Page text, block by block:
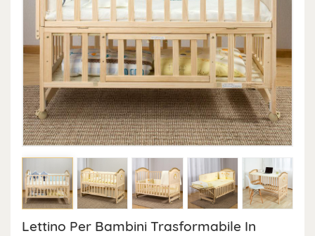
Lettino Per Bambini Trasformabile In